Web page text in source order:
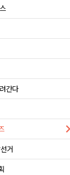
삼척시, 무건리 이끼
<강원랜드> 관광객
<강원랜드> 마카
제28회 정동진독립
양양군, 소상공인
평창군 재해 예방
동해시, '해군1함
간다
거